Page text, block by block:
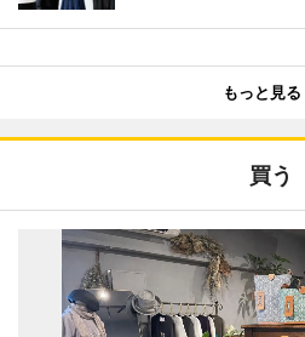
もっと見る
買う